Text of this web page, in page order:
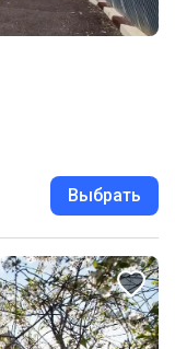
Выбрать